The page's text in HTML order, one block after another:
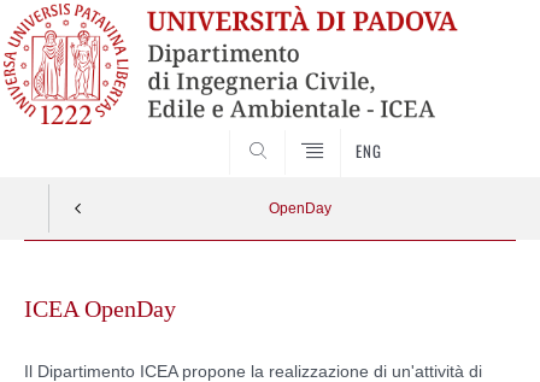
ENG
OpenDay
contentICEA OpenDay
Il Dipartimento ICEA propone la realizzazione di un'attività di